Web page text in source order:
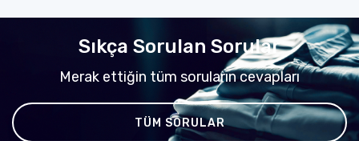
Sıkça Sorulan Sorular
Merak ettiğin tüm soruların cevapları
TÜM SORULAR